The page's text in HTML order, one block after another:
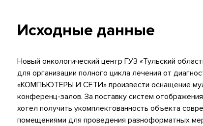
Исходные данные
Новый онкологический центр ГУЗ «Тульский
для организации полного цикла лечения от
«КОМПЬЮТЕРЫ И СЕТИ» произвести оснащение
конференц-залов. За поставку систем
хотел получить укомплектованность объекта
помещениями для проведения разноформатных